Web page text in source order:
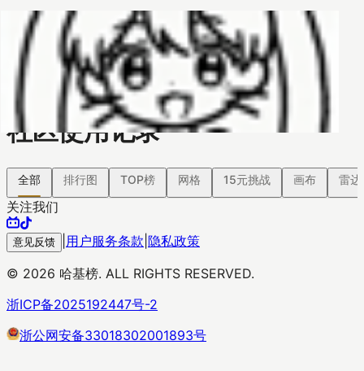
哈基榜
搜索
创建模板
返回模版
社区使用记录
全部 排行图 TOP榜 网格 15元挑战 画布 雷达
关注我们
意见反馈 用户服务条款 隐私政策
© 2026 哈基榜. ALL RIGHTS RESERVED.
浙ICP备2025192447号-2
浙公网安备33018302001893号